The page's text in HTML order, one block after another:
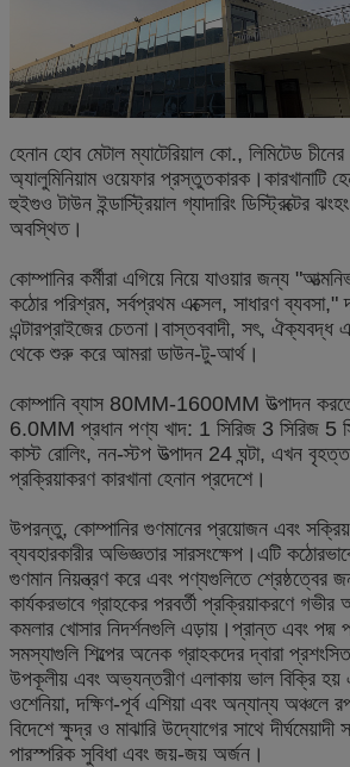
হেনান হোব মেটাল ম্যাটেরিয়াল কো., লিমিটেড
অ্যালুমিনিয়াম ওয়েফার প্রস্তুতকারক।কারখানাটি
হুইগুও টাউন ইন্ডাস্ট্রিয়াল গ্যাদারিং ডিস্ট্রিক্টের ঝংহং
অবস্থিত।
কোম্পানির কর্মীরা এগিয়ে নিয়ে যাওয়ার জন্য
কঠোর পরিশ্রম, সর্বপ্রথম এক্সেল, সাধারণ
এন্টারপ্রাইজের চেতনা।বাস্তববাদী, সৎ, ঐক্যবদ্ধ
থেকে শুরু করে আমরা ডাউন-টু-আর্থ।
কোম্পানি ব্যাস 80MM-1600MM উত্পাদন
6.0MM প্রধান পণ্য খাদ: 1 সিরিজ 3 সিরিজ 5
কাস্ট রোলিং, নন-স্টপ উত্পাদন 24 ঘন্টা, এখন
প্রক্রিয়াকরণ কারখানা হেনান প্রদেশে।
উপরন্তু, কোম্পানির গুণমানের প্রয়োজন এবং
ব্যবহারকারীর অভিজ্ঞতার সারসংক্ষেপ।এটি
গুণমান নিয়ন্ত্রণ করে এবং পণ্যগুলিতে শ্রেষ্ঠত্বের
কার্যকরভাবে গ্রাহকের পরবর্তী প্রক্রিয়াকরণে গভীর
কমলার খোসার নিদর্শনগুলি এড়ায়।প্রান্ত এবং পদ্ম
সমস্যাগুলি শিল্পের অনেক গ্রাহকদের দ্বারা
উপকূলীয় এবং অভ্যন্তরীণ এলাকায় ভাল বিক্রি
ওশেনিয়া, দক্ষিণ-পূর্ব এশিয়া এবং অন্যান্য অঞ্চলে
বিদেশে ক্ষুদ্র ও মাঝারি উদ্যোগের সাথে
পারস্পরিক সুবিধা এবং জয়-জয় অর্জন।